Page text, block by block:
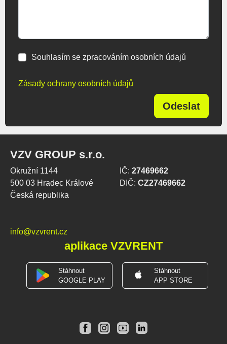
Souhlasím se zpracováním osobních údajů
Zásady ochrany osobních údajů
Odeslat
VZV GROUP s.r.o.
Okružní 1144
500 03 Hradec Králové
Česká republika
IČ: 27469662
DIČ: CZ27469662
info@vzvrent.cz
aplikace VZVRENT
Stáhnout
GOOGLE PLAY
Stáhnout
APP STORE